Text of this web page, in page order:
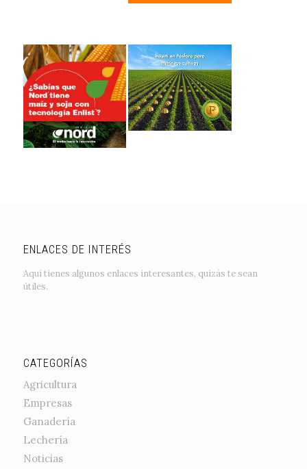
ENLACES DE INTERÉS
Aquí tienes algunos enlaces interesantes, quizás te sean
útiles.
CATEGORÍAS
Agricultura
Empresas
Ganadería
Lechería
Noticias